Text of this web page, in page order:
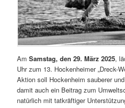
AmSamstag, den 29. März 2025,
Uhr zum 13. Hockenheimer „Dreck-
Aktion soll Hockenheim sauberer
damit auch ein Beitrag zum
natürlich mit tatkräftiger